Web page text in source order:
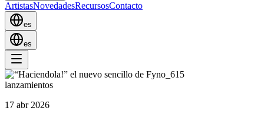
ArtistasNovedadesRecursosContacto
es
es
lanzamientos
17 abr 2026